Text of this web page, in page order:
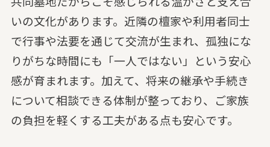
いの文化があります。近隣の檀家や利用者同士
で行事や法要を通じて交流が生まれ、孤独にな
りがちな時間にも「一人ではない」という安心
感が育まれます。加えて、将来の継承や手続き
について相談できる体制が整っており、ご家族
の負担を軽くする工夫がある点も安心です。